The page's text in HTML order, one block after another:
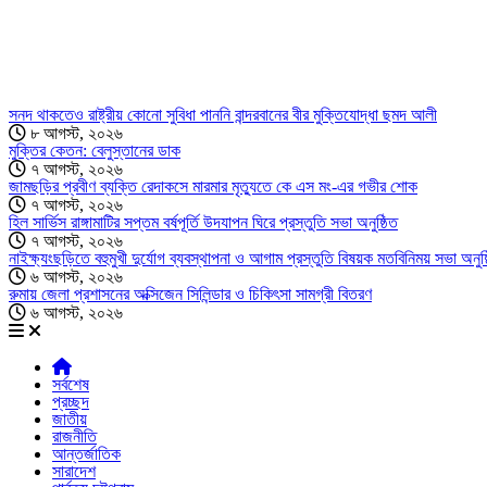
সনদ থাকতেও রাষ্ট্রীয় কোনো সুবিধা পাননি বান্দরবানের বীর মুক্তিযোদ্ধা ছমদ আলী
৮ আগস্ট, ২০২৬
মুক্তির কেতন: বেলুস্তানের ডাক
৭ আগস্ট, ২০২৬
জামছড়ির প্রবীণ ব্যক্তি রেদাকসে মারমার মৃত্যুতে কে এস মং-এর গভীর শোক
৭ আগস্ট, ২০২৬
হিল সার্ভিস রাঙ্গামাটির সপ্তম বর্ষপূর্তি উদযাপন ঘিরে প্রস্তুতি সভা অনুষ্ঠিত
৭ আগস্ট, ২০২৬
নাইক্ষ্যংছড়িতে বহুমুখী দুর্যোগ ব্যবস্থাপনা ও আগাম প্রস্তুতি বিষয়ক মতবিনিময় সভা
৬ আগস্ট, ২০২৬
রুমায় জেলা প্রশাসনের অক্সিজেন সিলিন্ডার ও চিকিৎসা সামগ্রী বিতরণ
৬ আগস্ট, ২০২৬
সর্বশেষ
প্রচ্ছদ
জাতীয়
রাজনীতি
আন্তর্জাতিক
সারাদেশ